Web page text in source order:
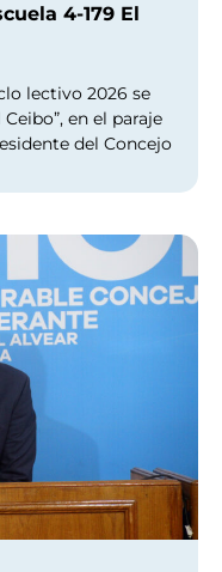
4-179 El
lectivo 2026 se
Ceibo”, en el paraje
del Concejo